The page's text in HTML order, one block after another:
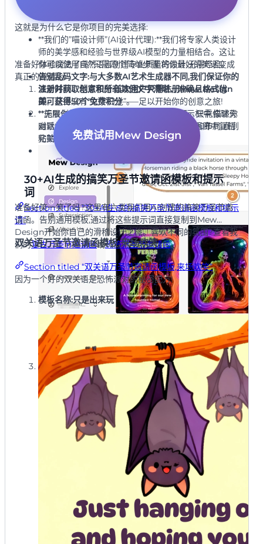
这就是为什么它是你项目的完美选择:
**我们的”喵设计师”(AI设计代理):**我们将专家人类设计
师的美学感和经验与世界级AI模型的力量相结合。这让
你可以使用自然语言创建专业质量的设计,无需经验。
告别乱码文字:与大多数AI艺术生成器不同,我们保证你的
派对时间、地点和所有其他文字清晰、准确且格式优
美。这里没有”文字幻觉”。
**无限创意修改:**对第一稿不满意?没问题。只需像聊天
对话一样输入后续命令,轻松调整颜色、字体和布局,直到
完美。
**个性化资产上传:**你可以上传自己的logo、参考图片,
甚至派对二维码,我们的AI将无缝地将它们整合到你的设
计中。
准备好体验魔法了吗?只需四个简单步骤,将你最好的笑话变成
真正的邀请函:
注册并获取创意积分:首次用户只需注册Mew Design
即可获得50个免费积分——足以开始你的创意之旅!
**施展你的”设计咒语”(输入提示词):**在提示框中,描述你
幽默的万圣节派对邀请概念。随意从下面的画廊中复制
粘贴我们的任何提示词。
**完善直到完美:**点击”完善”按钮并与AI聊天进行更改,
比如”让字体更卡通化”、“使用更明亮的颜色”、“将xx文
字向下移动50px”,或”文字和背景图片分离较明显。生成
图像时请考虑文字的自然融合。”
免费试用Mew Design
30+AI生成的搞笑万圣节邀请函模板和提示
词
Section titled “30+AI生成的搞笑万圣节邀请函模板和提示
词”
准备好笑一笑了吗?这里有六类我们用AI创建的搞笑万圣节邀
请函。告别通用模板,通过将这些提示词直接复制到Mew
Design开始你自己的滑稽设计之旅。喜欢不同的氛围?查看我
们的复古万圣节邀请函或恐怖万圣节邀请函。
双关语万圣节邀请函模板,来场欢笑
Section titled “双关语万圣节邀请函模板,来场欢笑”
因为一个好的双关语是恐怖派对的秘密配方!
模板名称:只是出来玩